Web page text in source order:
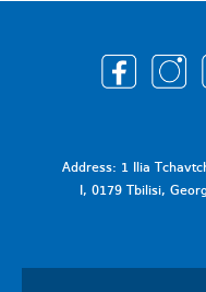
Address: 1 Ilia
I, 0179 Tbilisi,